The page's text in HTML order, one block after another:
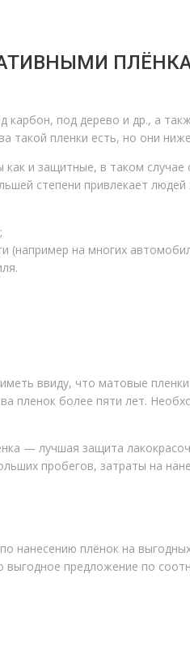
карбон, под дерево и др., а
пленки есть, но они
и защитные, в таком
степени привлекает
(например на многих
ввиду, что матовые
пленок более пяти лет.
— лучшая защита
пробегов, затраты на
нанесению плёнок на
предложение по